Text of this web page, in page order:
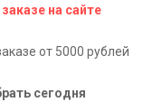
на сайте
от 5000 рублей
сегодня